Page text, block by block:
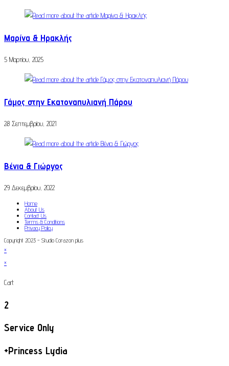
Μαρίνα & Ηρακλής
5 Μαρτίου, 2025
Γάμος στην Εκατοναπυλιανή Πάρου
28 Σεπτεμβρίου, 2021
Βένια & Γιώργος
29 Δεκεμβρίου, 2022
Home
About Us
Contact Us
Terms & Conditions
Privacy Policy
Copyright 2023 - Studio Corazon plus
×
×
Cart
2
Service Only
+Princess Lydia